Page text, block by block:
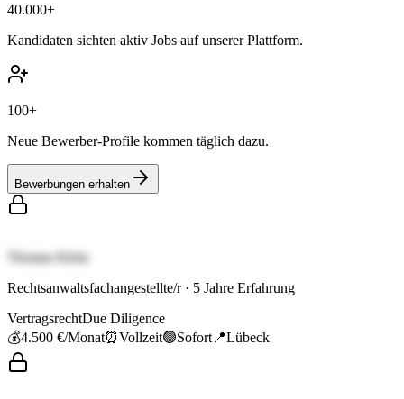
40.000+
Kandidaten sichten aktiv Jobs auf unserer Plattform.
100+
Neue Bewerber-Profile kommen täglich dazu.
Bewerbungen erhalten
Thomas Klein
Rechtsanwaltsfachangestellte/r· 5 Jahre Erfahrung
VertragsrechtDue Diligence
💰4.500 €/Monat⏰Vollzeit🟢Sofort 📍Lübeck